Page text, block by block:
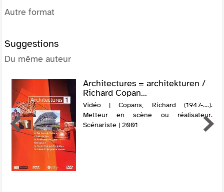
Autre format
Suggestions
Du même auteur
Architectures = architekturen /
Richard Copan...
Vidéo | Copans, Richard (1947-....).
Metteur en scène ou réalisateur.
Scénariste | 2001